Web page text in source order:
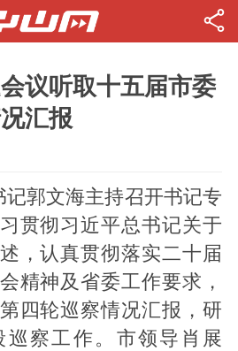
议听取十五届市委
汇报
记郭文海主持召开书记专
贯彻习近平总书记关于
，认真贯彻落实二十届
精神及省委工作要求，
四轮巡察情况汇报，研
巡察工作。市领导肖展